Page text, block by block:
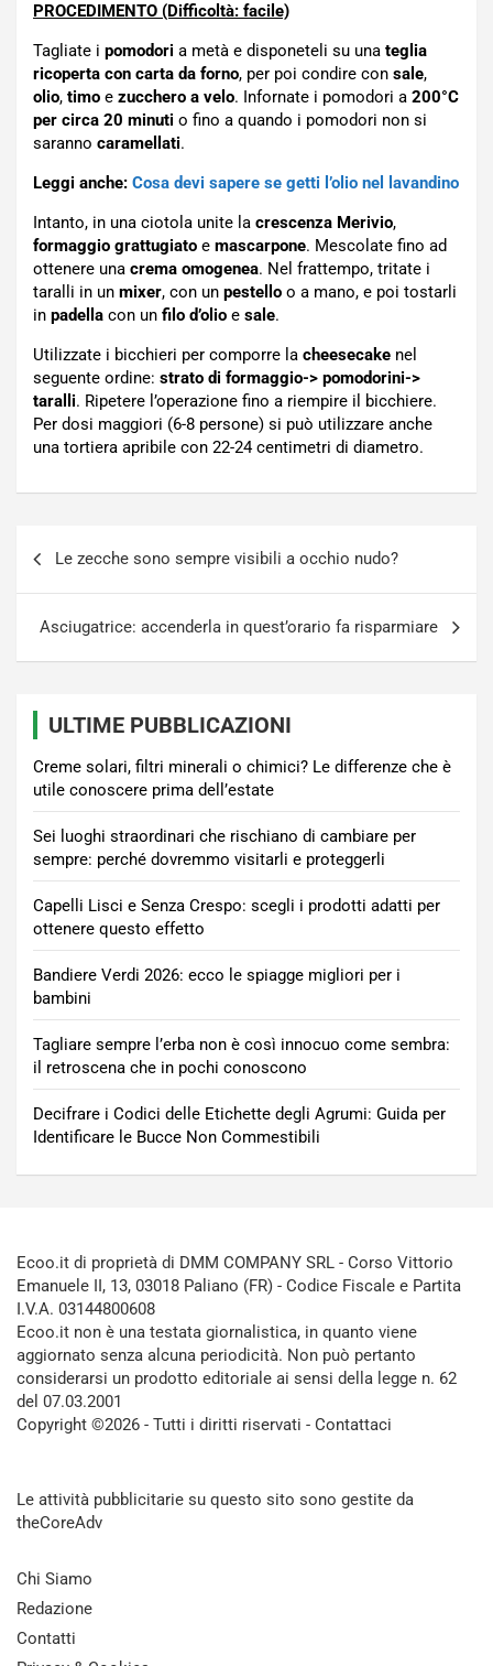
PROCEDIMENTO (Difficoltà: facile)
Tagliate i pomodori a metà e disponeteli su una teglia
ricoperta con carta da forno, per poi condire con sale,
olio, timo e zucchero a velo. Infornate i pomodori a 200°C
per circa 20 minuti o fino a quando i pomodori non si
saranno caramellati.
Leggi anche: Cosa devi sapere se getti l’olio nel lavandino
Intanto, in una ciotola unite la crescenza Merivio,
formaggio grattugiato e mascarpone. Mescolate fino ad
ottenere una crema omogenea. Nel frattempo, tritate i
taralli in un mixer, con un pestello o a mano, e poi tostarli
in padella con un filo d’olio e sale.
Utilizzate i bicchieri per comporre la cheesecake nel
seguente ordine: strato di formaggio-> pomodorini->
taralli. Ripetere l’operazione fino a riempire il bicchiere.
Per dosi maggiori (6-8 persone) si può utilizzare anche
una tortiera apribile con 22-24 centimetri di diametro.
Le zecche sono sempre visibili a occhio nudo?
Asciugatrice: accenderla in quest’orario fa risparmiare
ULTIME PUBBLICAZIONI
Creme solari, filtri minerali o chimici? Le differenze che è
utile conoscere prima dell’estate
Sei luoghi straordinari che rischiano di cambiare per
sempre: perché dovremmo visitarli e proteggerli
Capelli Lisci e Senza Crespo: scegli i prodotti adatti per
ottenere questo effetto
Bandiere Verdi 2026: ecco le spiagge migliori per i
bambini
Tagliare sempre l’erba non è così innocuo come sembra:
il retroscena che in pochi conoscono
Decifrare i Codici delle Etichette degli Agrumi: Guida per
Identificare le Bucce Non Commestibili
Ecoo.it di proprietà di DMM COMPANY SRL - Corso Vittorio
Emanuele II, 13, 03018 Paliano (FR) - Codice Fiscale e Partita
I.V.A. 03144800608
Ecoo.it non è una testata giornalistica, in quanto viene
aggiornato senza alcuna periodicità. Non può pertanto
considerarsi un prodotto editoriale ai sensi della legge n. 62
del 07.03.2001
Copyright ©2026 - Tutti i diritti riservati - Contattaci
Le attività pubblicitarie su questo sito sono gestite da
theCoreAdv
Chi Siamo
Redazione
Contatti